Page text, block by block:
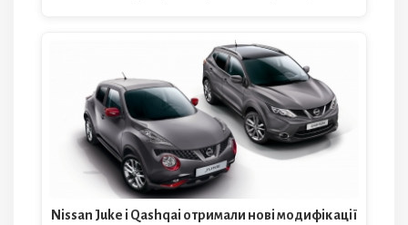
Nissan Juke і Qashqai отримали нові модифікації